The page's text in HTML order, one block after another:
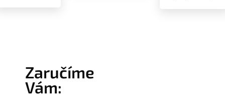
Zaručíme
Vám: